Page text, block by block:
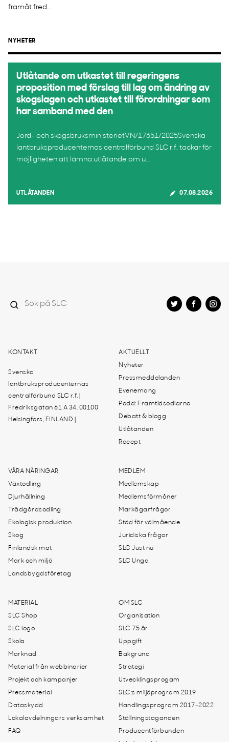
framåt fred...
NYHETER
Utlåtande om utkastet till regeringens
proposition med förslag till lag om ändring av
skogslagen och utkastet till förordningar som
har samband med den
Jord- och skogsbruksministerietVN/17651/2025Svenska
lantbruksproducenternas centralförbund SLC r.f. tackar för
möjligheten att lämna utlåtande om u...
UTLÅTANDEN 07.08.2026
KONTAKT
Svenska
lantbruksproducenternas
centralförbund SLC r.f. |
Fredriksgatan 61 A 34, 00100
Helsingfors, FINLAND |
AKTUELLT
Nyheter
Pressmeddelanden
Evenemang
Podd: Framtidsodlarna
Debatt & blogg
Utlåtanden
Recept
VÅRA NÄRINGAR
Växtodling
Djurhållning
Trädgårdsodling
Ekologisk produktion
Skog
Finländsk mat
Mark och miljö
Landsbygdsföretag
MEDLEM
Medlemskap
Medlemsförmåner
Markägarfrågor
Stöd för välmående
Juridiska frågor
SLC Just nu
SLC Unga
MATERIAL
SLC Shop
SLC logo
Skola
Marknad
Material från webbinarier
Projekt och kampanjer
Pressmaterial
Dataskydd
Lokalavdelningars verksamhet
FAQ
OM SLC
Organisation
SLC 75 år
Uppgift
Bakgrund
Strategi
Utvecklingsprogam
SLC:s miljöprogram 2019
Handlingsprogram 2017-2022
Ställningstaganden
Producentförbunden